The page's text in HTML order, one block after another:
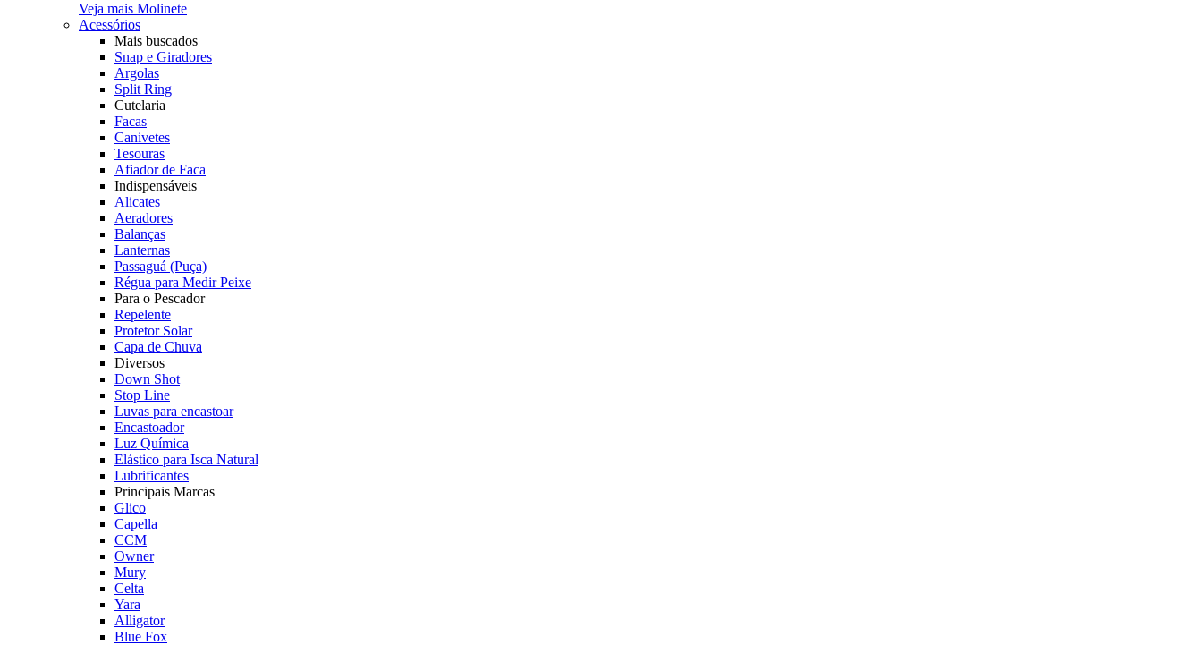
Veja mais Molinete
Acessórios
Mais buscados
Snap e Giradores
Argolas
Split Ring
Cutelaria
Facas
Canivetes
Tesouras
Afiador de Faca
Indispensáveis
Alicates
Aeradores
Balanças
Lanternas
Passaguá (Puça)
Régua para Medir Peixe
Para o Pescador
Repelente
Protetor Solar
Capa de Chuva
Diversos
Down Shot
Stop Line
Luvas para encastoar
Encastoador
Luz Química
Elástico para Isca Natural
Lubrificantes
Principais Marcas
Glico
Capella
CCM
Owner
Mury
Celta
Yara
Alligator
Blue Fox